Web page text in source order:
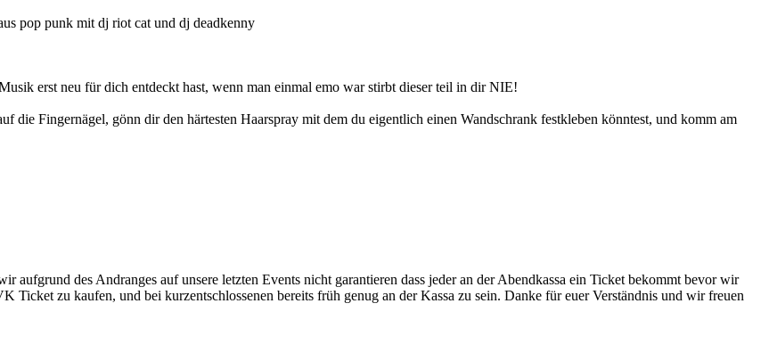
pop punk mit dj riot cat und dj deadkenny
erst neu für dich entdeckt hast, wenn man einmal emo war stirbt dieser teil in dir NIE!
die Fingernägel, gönn dir den härtesten Haarspray mit dem du eigentlich einen Wandschrank festkleben könntest, und komm am
aufgrund des Andranges auf unsere letzten Events nicht garantieren dass jeder an der Abendkassa ein Ticket bekommt bevor wir
zu kaufen, und bei kurzentschlossenen bereits früh genug an der Kassa zu sein. Danke für euer Verständnis und wir freuen